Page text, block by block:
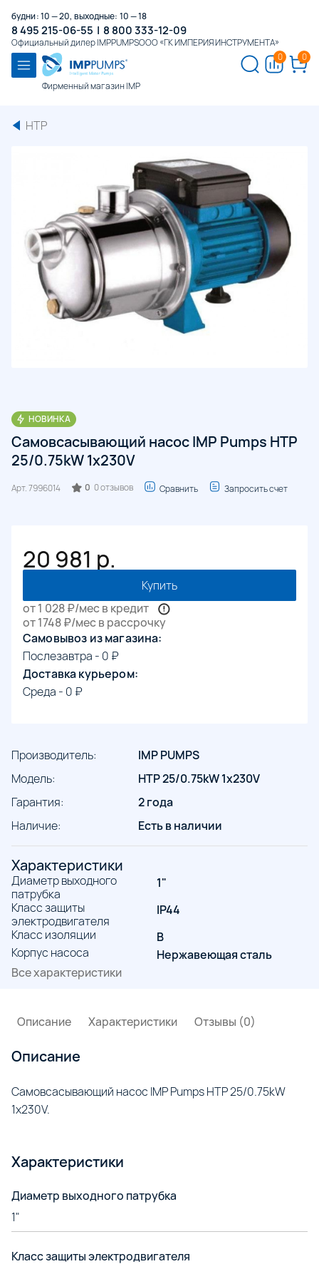
будни: 10 — 20, выходные: 10 — 18
8 495 215-06-55 | 8 800 333-12-09
Официальный дилер IMPPUMPSООО «ГК ИМПЕРИЯ ИНСТРУМЕНТА»
Фирменный магазин IMP
0 0
HTP
НОВИНКА
Самовсасывающий насос IMP Pumps HTP
25/0.75kW 1x230V
Арт.7996014 0 0 отзывов Сравнить Запросить счет
Производитель:
IMP PUMPS
Модель:
HTP 25/0.75kW 1x230V
Гарантия:
2 года
Наличие:
Есть в наличии
Характеристики
Диаметр выходного
патрубка
1"
Класс защиты
электродвигателя
IP44
Класс изоляции
B
Корпус насоса
Нержавеющая сталь
Все характеристики
20 981 р.
Купить
от 1 028 ₽/мес в кредит
от 1748 ₽/мес в рассрочку
Самовывоз из магазина:
Послезавтра - 0 ₽
Доставка курьером:
Среда - 0 ₽
Описание Характеристики Отзывы (0)
Описание
Самовсасывающий насос IMP Pumps HTP 25/0.75kW
1x230V.
Характеристики
Диаметр выходного патрубка
1"
Класс защиты электродвигателя